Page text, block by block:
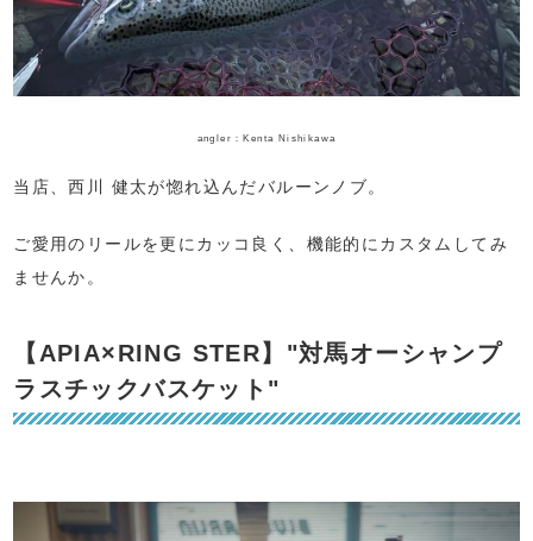
angler：Kenta Nishikawa
当店、西川 健太が惚れ込んだバルーンノブ。
ご愛用のリールを更にカッコ良く、機能的にカスタムしてみ
ませんか。
【APIA×RING STER】"対馬オーシャンプ
ラスチックバスケット"